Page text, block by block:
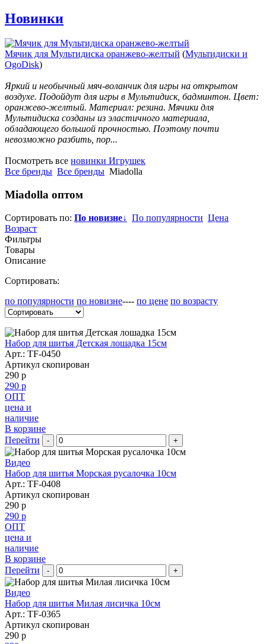
Новинки
Мячик для Мультидиска оранжево-желтый (Мультидиски и
OgoDisk)
Яркий и необычный мяч-воланчик для игры на открытом
воздухе. Подойдут для игры в Мультидиск, бадминтон. Цвет:
оранжево-желтый. Материал: резина. Мячики для
Мультидиска созданы из эластичного материала,
обладающего большой прочностью. Поэтому почти
невозможно разбить, пор...
Посмотреть все новинки Игрушек
Все бренды Все бренды Miadolla
Miadolla оптом
Сортировать по: По новизне↓ По популярности Цена
Возраст
Фильтры
Товары
Описание
Сортировать:
по популярности по новизне---- по цене по возрасту
Набор для шитья Детская лошадка 15см
Арт.: TF-0450
Артикул скопирован
290 р
290 р
ОПТ
цена и
наличие
В корзине
Перейти
- +
Видео
Набор для шитья Морская русалочка 10см
Арт.: TF-0408
Артикул скопирован
290 р
290 р
ОПТ
цена и
наличие
В корзине
Перейти
- +
Видео
Набор для шитья Милая лисичка 10см
Арт.: TF-0365
Артикул скопирован
290 р